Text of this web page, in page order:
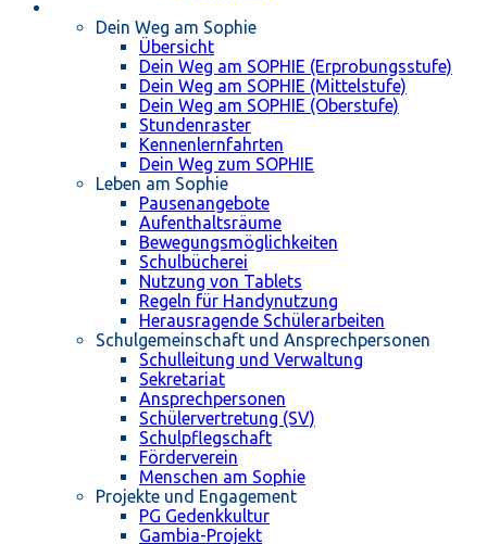
Dein Weg am Sophie
Übersicht
Dein Weg am SOPHIE (Erprobungsstufe)
Dein Weg am SOPHIE (Mittelstufe)
Dein Weg am SOPHIE (Oberstufe)
Stundenraster
Kennenlernfahrten
Dein Weg zum SOPHIE
Leben am Sophie
Pausenangebote
Aufenthaltsräume
Bewegungsmöglichkeiten
Schulbücherei
Nutzung von Tablets
Regeln für Handynutzung
Herausragende Schülerarbeiten
Schulgemeinschaft und Ansprechpersonen
Schulleitung und Verwaltung
Sekretariat
Ansprechpersonen
Schülervertretung (SV)
Schulpflegschaft
Förderverein
Menschen am Sophie
Projekte und Engagement
PG Gedenkkultur
Gambia-Projekt